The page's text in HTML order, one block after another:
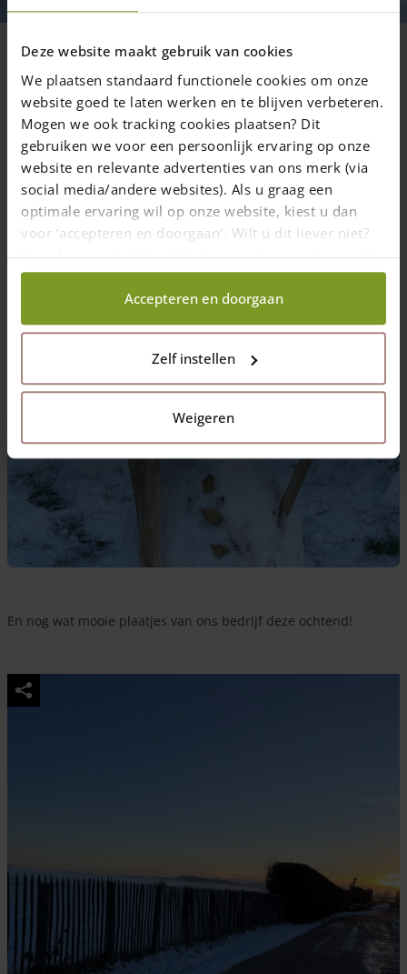
Deze website maakt gebruik van cookies
We plaatsen standaard functionele cookies om onze
website goed te laten werken en te blijven verbeteren.
Mogen we ook tracking cookies plaatsen? Dit
gebruiken we voor een persoonlijk ervaring op onze
website en relevante advertenties van ons merk (via
social media/andere websites). Als u graag een
optimale ervaring wil op onze website, kiest u dan
voor ‘accepteren en doorgaan'. Wilt u dit liever niet?
Kies dan voor ‘zelf instellen’ en geef aan welke cookies
wij wel mogen verzamelen.
Accepteren en doorgaan
Zelf instellen
Weigeren
We zitten in Alphen, maar vandaag
Sneeuw, zon en prachtige plaatjes! Alleen
de bergen moet u erbij denken!
18 januari 2024 —Rachel
1 min. leestijd
Wat was het toch een prachtige dag vandaag! Deze Adéquate
sneeuwpop is gemaakt door Billy. Collega Henk had nog wat
afvalhout liggen! Geweldig toch!
En nog wat mooie plaatjes van ons bedrijf deze ochtend!